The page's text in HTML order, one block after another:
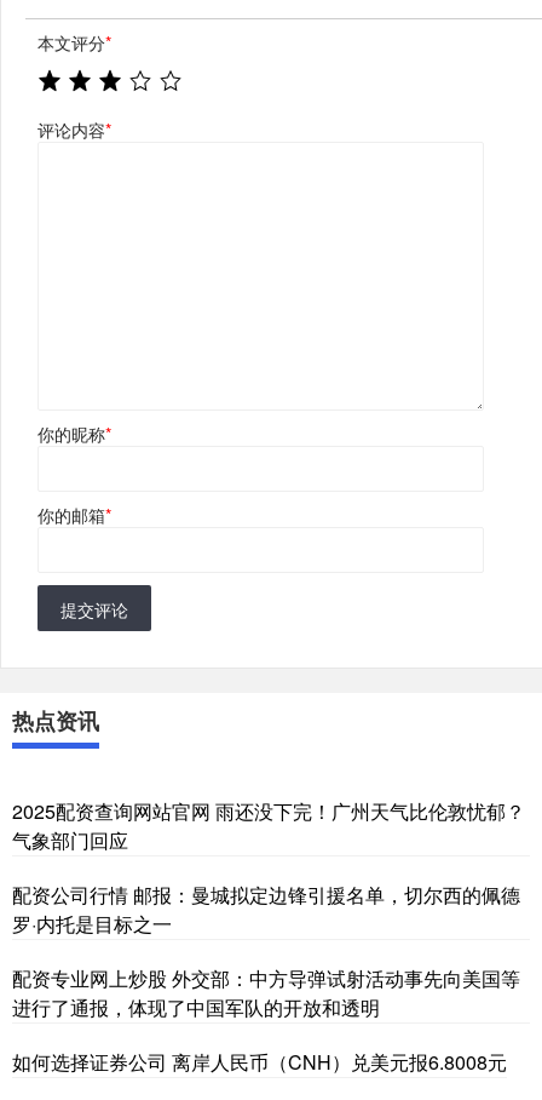
本文评分*
评论内容*
你的昵称*
你的邮箱*
提交评论
热点资讯
2025配资查询网站官网 雨还没下完！广州天气比伦敦忧郁？
气象部门回应
配资公司行情 邮报：曼城拟定边锋引援名单，切尔西的佩德
罗·内托是目标之一
配资专业网上炒股 外交部：中方导弹试射活动事先向美国等
进行了通报，体现了中国军队的开放和透明
如何选择证券公司 离岸人民币（CNH）兑美元报6.8008元